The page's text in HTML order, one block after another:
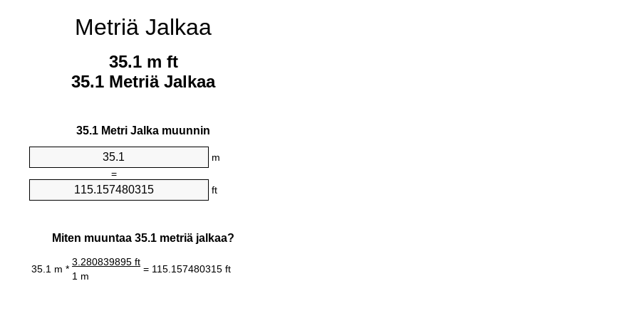
Metriä Jalkaa
35.1 m ft
35.1 Metriä Jalkaa
35.1 Metri Jalka muunnin
m
=
ft
Miten muuntaa 35.1 metriä jalkaa?
35.1 m *
3.280839895 ft
= 115.157480315 ft
1 m